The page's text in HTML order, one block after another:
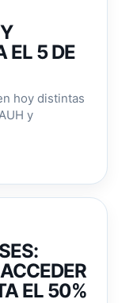
EL 5 DE
hoy distintas
y
EL 50%